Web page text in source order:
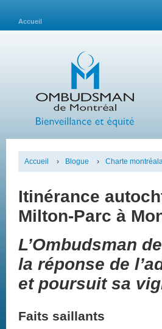
Accueil
Accueil › Blogue › Charte
Itinérance
Milton-Parc à
L’Ombudsman
la réponse de
et poursuit sa
Faits saillants